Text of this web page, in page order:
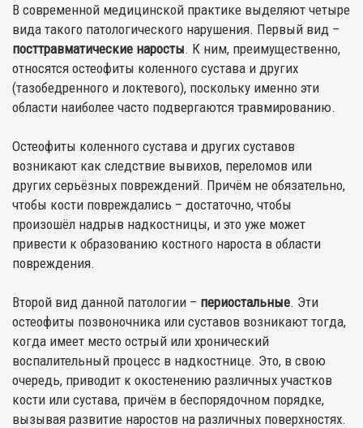
В современной медицинской практике выделяют четыре
вида такого патологического нарушения. Первый вид –
посттравматические наросты. К ним, преимущественно,
относятся остеофиты коленного сустава и других
(тазобедренного и локтевого), поскольку именно эти
области наиболее часто подвергаются травмированию.
Остеофиты коленного сустава и других суставов
возникают как следствие вывихов, переломов или
других серьёзных повреждений. Причём не обязательно,
чтобы кости повреждались – достаточно, чтобы
произошёл надрыв надкостницы, и это уже может
привести к образованию костного нароста в области
повреждения.
Второй вид данной патологии – периостальные. Эти
остеофиты позвоночника или суставов возникают тогда,
когда имеет место острый или хронический
воспалительный процесс в надкостнице. Это, в свою
очередь, приводит к окостенению различных участков
кости или сустава, причём в беспорядочном порядке,
вызывая развитие наростов на различных поверхностях.